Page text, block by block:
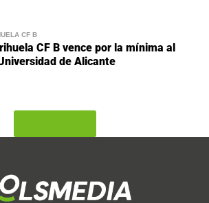
CF B
CF B vence por la mínima al
de Alicante